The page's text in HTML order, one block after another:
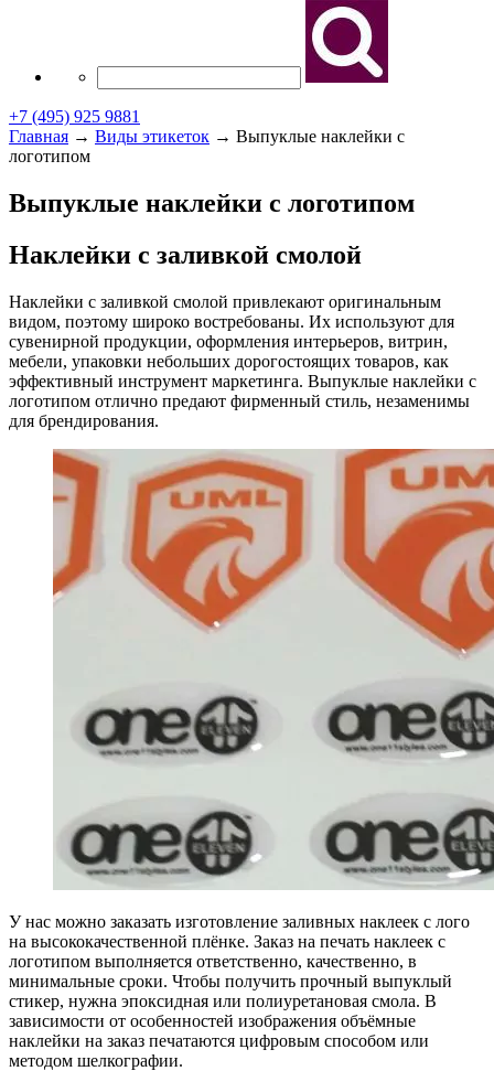
+7 (495) 925 9881
Главная → Виды этикеток → Выпуклые наклейки с
логотипом
Выпуклые наклейки с логотипом
Наклейки с заливкой смолой
Наклейки с заливкой смолой привлекают оригинальным
видом, поэтому широко востребованы. Их используют для
сувенирной продукции, оформления интерьеров, витрин,
мебели, упаковки небольших дорогостоящих товаров, как
эффективный инструмент маркетинга. Выпуклые наклейки с
логотипом отлично предают фирменный стиль, незаменимы
для брендирования.
У нас можно заказать изготовление заливных наклеек с лого
на высококачественной плёнке. Заказ на печать наклеек с
логотипом выполняется ответственно, качественно, в
минимальные сроки. Чтобы получить прочный выпуклый
стикер, нужна эпоксидная или полиуретановая смола. В
зависимости от особенностей изображения объёмные
наклейки на заказ печатаются цифровым способом или
методом шелкографии.